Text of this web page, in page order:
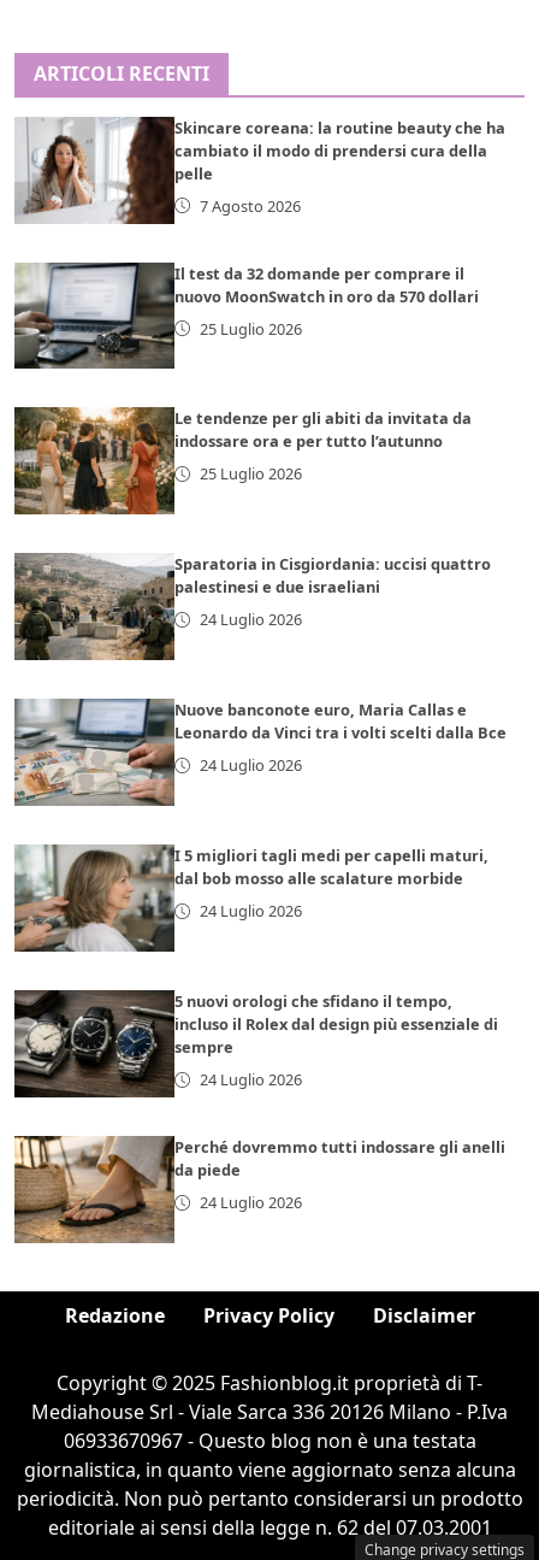
ARTICOLI RECENTI
Skincare coreana: la routine beauty che ha
cambiato il modo di prendersi cura della
pelle
7 Agosto 2026
Il test da 32 domande per comprare il
nuovo MoonSwatch in oro da 570 dollari
25 Luglio 2026
Le tendenze per gli abiti da invitata da
indossare ora e per tutto l’autunno
25 Luglio 2026
Sparatoria in Cisgiordania: uccisi quattro
palestinesi e due israeliani
24 Luglio 2026
Nuove banconote euro, Maria Callas e
Leonardo da Vinci tra i volti scelti dalla Bce
24 Luglio 2026
I 5 migliori tagli medi per capelli maturi,
dal bob mosso alle scalature morbide
24 Luglio 2026
5 nuovi orologi che sfidano il tempo,
incluso il Rolex dal design più essenziale di
sempre
24 Luglio 2026
Perché dovremmo tutti indossare gli anelli
da piede
24 Luglio 2026
Redazione Privacy Policy Disclaimer
Copyright © 2025 Fashionblog.it proprietà di T-
Mediahouse Srl - Viale Sarca 336 20126 Milano - P.Iva
06933670967 - Questo blog non è una testata
giornalistica, in quanto viene aggiornato senza alcuna
periodicità. Non può pertanto considerarsi un prodotto
editoriale ai sensi della legge n. 62 del 07.03.2001
Change privacy settings